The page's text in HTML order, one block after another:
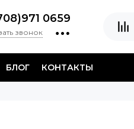
0659
звонок
БЛОГ КОНТАКТЫ